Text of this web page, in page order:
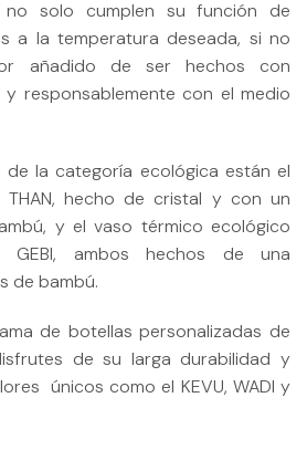
no solo cumplen su función de
a la temperatura deseada, si no
añadido de ser hechos con
responsablemente con el medio
la categoría ecológica están el
THAN, hecho de cristal y con un
y el vaso térmico ecológico
GEBI, ambos hechos de una
de bambú.
de botellas personalizadas de
de su larga durabilidad y
únicos como el KEVU, WADI y